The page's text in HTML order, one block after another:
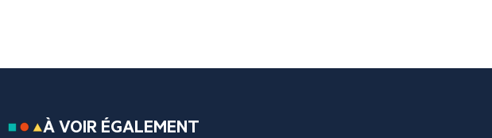
À VOIR ÉGALEMENT